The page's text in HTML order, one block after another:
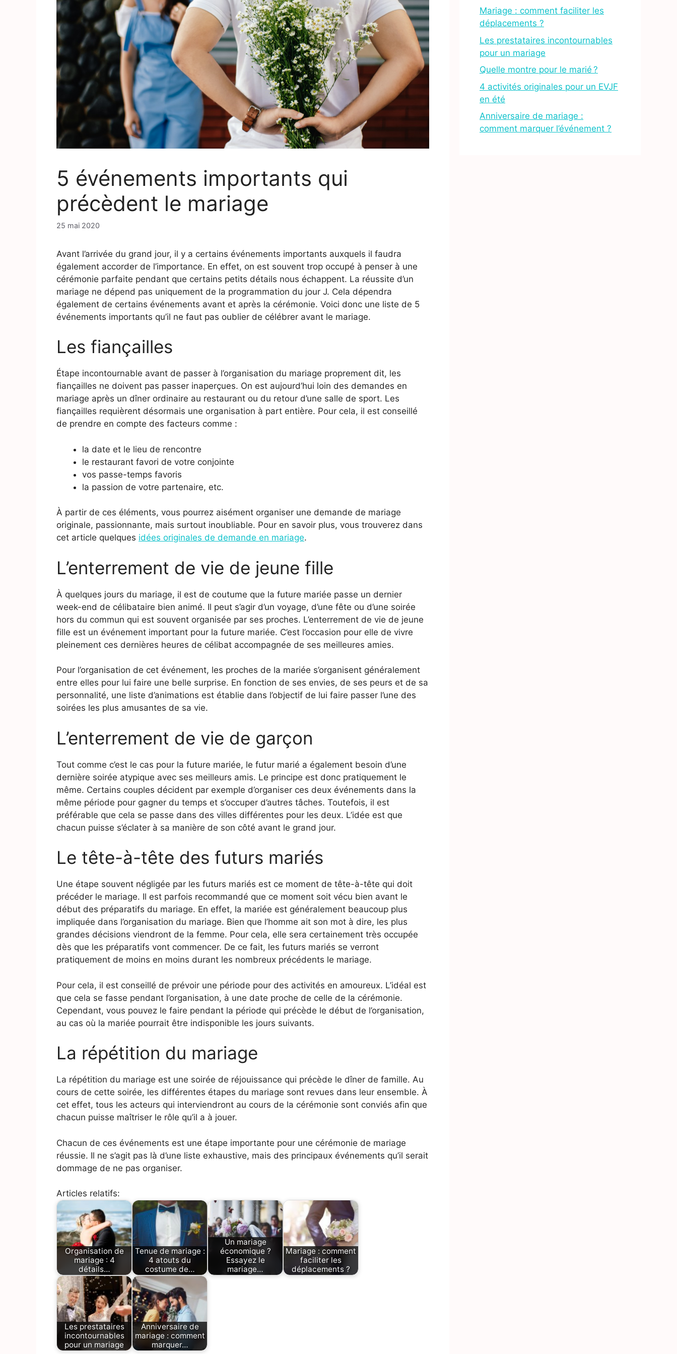
5 événements importants qui
précèdent le mariage
25 mai 2020
Avant l’arrivée du grand jour, il y a certains événements importants auxquels il faudra
également accorder de l’importance. En effet, on est souvent trop occupé à penser à une
cérémonie parfaite pendant que certains petits détails nous échappent. La réussite d’un
mariage ne dépend pas uniquement de la programmation du jour J. Cela dépendra
également de certains événements avant et après la cérémonie. Voici donc une liste de 5
événements importants qu’il ne faut pas oublier de célébrer avant le mariage.
Les fiançailles
Étape incontournable avant de passer à l’organisation du mariage proprement dit, les
fiançailles ne doivent pas passer inaperçues. On est aujourd’hui loin des demandes en
mariage après un dîner ordinaire au restaurant ou du retour d’une salle de sport. Les
fiançailles requièrent désormais une organisation à part entière. Pour cela, il est conseillé
de prendre en compte des facteurs comme :
la date et le lieu de rencontre
le restaurant favori de votre conjointe
vos passe-temps favoris
la passion de votre partenaire, etc.
À partir de ces éléments, vous pourrez aisément organiser une demande de mariage
originale, passionnante, mais surtout inoubliable. Pour en savoir plus, vous trouverez dans
cet article quelques idées originales de demande en mariage.
L’enterrement de vie de jeune fille
À quelques jours du mariage, il est de coutume que la future mariée passe un dernier
week-end de célibataire bien animé. Il peut s’agir d’un voyage, d’une fête ou d’une soirée
hors du commun qui est souvent organisée par ses proches. L’enterrement de vie de jeune
fille est un événement important pour la future mariée. C’est l’occasion pour elle de vivre
pleinement ces dernières heures de célibat accompagnée de ses meilleures amies.
Pour l’organisation de cet événement, les proches de la mariée s’organisent généralement
entre elles pour lui faire une belle surprise. En fonction de ses envies, de ses peurs et de sa
personnalité, une liste d’animations est établie dans l’objectif de lui faire passer l’une des
soirées les plus amusantes de sa vie.
L’enterrement de vie de garçon
Tout comme c’est le cas pour la future mariée, le futur marié a également besoin d’une
dernière soirée atypique avec ses meilleurs amis. Le principe est donc pratiquement le
même. Certains couples décident par exemple d’organiser ces deux événements dans la
même période pour gagner du temps et s’occuper d’autres tâches. Toutefois, il est
préférable que cela se passe dans des villes différentes pour les deux. L’idée est que
chacun puisse s’éclater à sa manière de son côté avant le grand jour.
Le tête-à-tête des futurs mariés
Une étape souvent négligée par les futurs mariés est ce moment de tête-à-tête qui doit
précéder le mariage. Il est parfois recommandé que ce moment soit vécu bien avant le
début des préparatifs du mariage. En effet, la mariée est généralement beaucoup plus
impliquée dans l’organisation du mariage. Bien que l’homme ait son mot à dire, les plus
grandes décisions viendront de la femme. Pour cela, elle sera certainement très occupée
dès que les préparatifs vont commencer. De ce fait, les futurs mariés se verront
pratiquement de moins en moins durant les nombreux précédents le mariage.
Pour cela, il est conseillé de prévoir une période pour des activités en amoureux. L’idéal est
que cela se fasse pendant l’organisation, à une date proche de celle de la cérémonie.
Cependant, vous pouvez le faire pendant la période qui précède le début de l’organisation,
au cas où la mariée pourrait être indisponible les jours suivants.
La répétition du mariage
La répétition du mariage est une soirée de réjouissance qui précède le dîner de famille. Au
cours de cette soirée, les différentes étapes du mariage sont revues dans leur ensemble. À
cet effet, tous les acteurs qui interviendront au cours de la cérémonie sont conviés afin que
chacun puisse maîtriser le rôle qu’il a à jouer.
Chacun de ces événements est une étape importante pour une cérémonie de mariage
réussie. Il ne s’agit pas là d’une liste exhaustive, mais des principaux événements qu’il serait
dommage de ne pas organiser.
Articles relatifs:
Organisation de
mariage : 4
détails…
Tenue de mariage :
4 atouts du
costume de…
Un mariage
économique ?
Essayez le
mariage…
Mariage : comment
faciliter les
déplacements ?
Les prestataires
incontournables
pour un mariage
Anniversaire de
mariage : comment
marquer…
Mariage : comment faciliter les
déplacements ?
Les prestataires incontournables
pour un mariage
Quelle montre pour le marié ?
4 activités originales pour un EVJF
en été
Anniversaire de mariage :
comment marquer l’événement ?